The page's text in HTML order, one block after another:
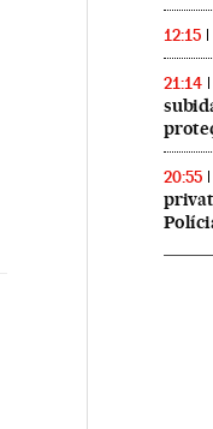
12:15
21:14
20:55